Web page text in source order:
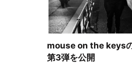
mouse on the keysの
第3弾を公開